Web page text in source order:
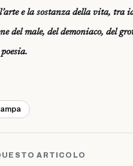
e la sostanza della vita, tra
del male, del demoniaco, del
ARTICOLO